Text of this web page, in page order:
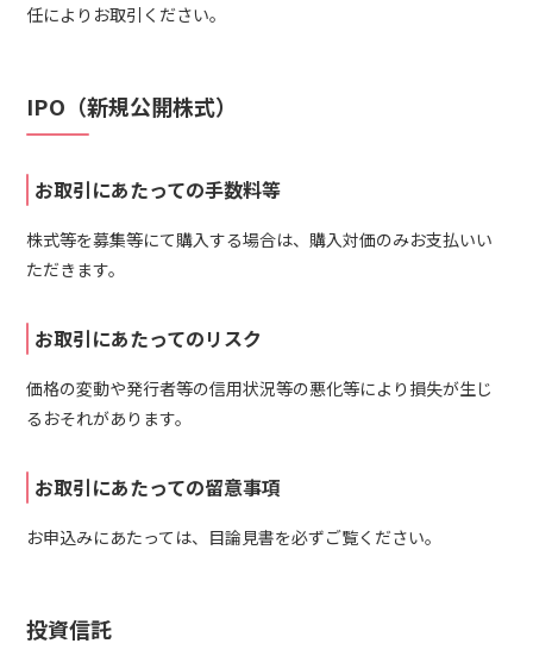
任によりお取引ください。
IPO（新規公開株式）
お取引にあたっての手数料等
株式等を募集等にて購入する場合は、購入対価のみお支払いい
ただきます。
お取引にあたってのリスク
価格の変動や発行者等の信用状況等の悪化等により損失が生じ
るおそれがあります。
お取引にあたっての留意事項
お申込みにあたっては、目論見書を必ずご覧ください。
投資信託